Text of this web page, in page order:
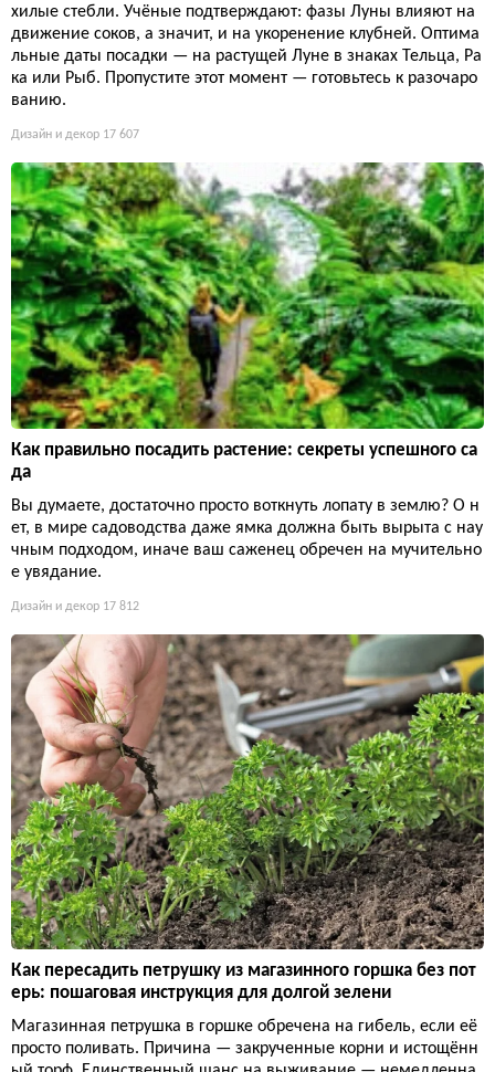
хилые стебли. Учёные подтверждают: фазы Луны влияют на
движение соков, а значит, и на укоренение клубней. Оптима
льные даты посадки — на растущей Луне в знаках Тельца, Ра
ка или Рыб. Пропустите этот момент — готовьтесь к разочаро
ванию.
Дизайн и декор 17 607
Как правильно посадить растение: секреты успешного са
да
Вы думаете, достаточно просто воткнуть лопату в землю? О н
ет, в мире садоводства даже ямка должна быть вырыта с нау
чным подходом, иначе ваш саженец обречен на мучительно
е увядание.
Дизайн и декор 17 812
Как пересадить петрушку из магазинного горшка без пот
ерь: пошаговая инструкция для долгой зелени
Магазинная петрушка в горшке обречена на гибель, если её
просто поливать. Причина — закрученные корни и истощённ